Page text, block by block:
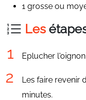
1 grosse ou
Les
Eplucher
Les faire revenir
minutes.